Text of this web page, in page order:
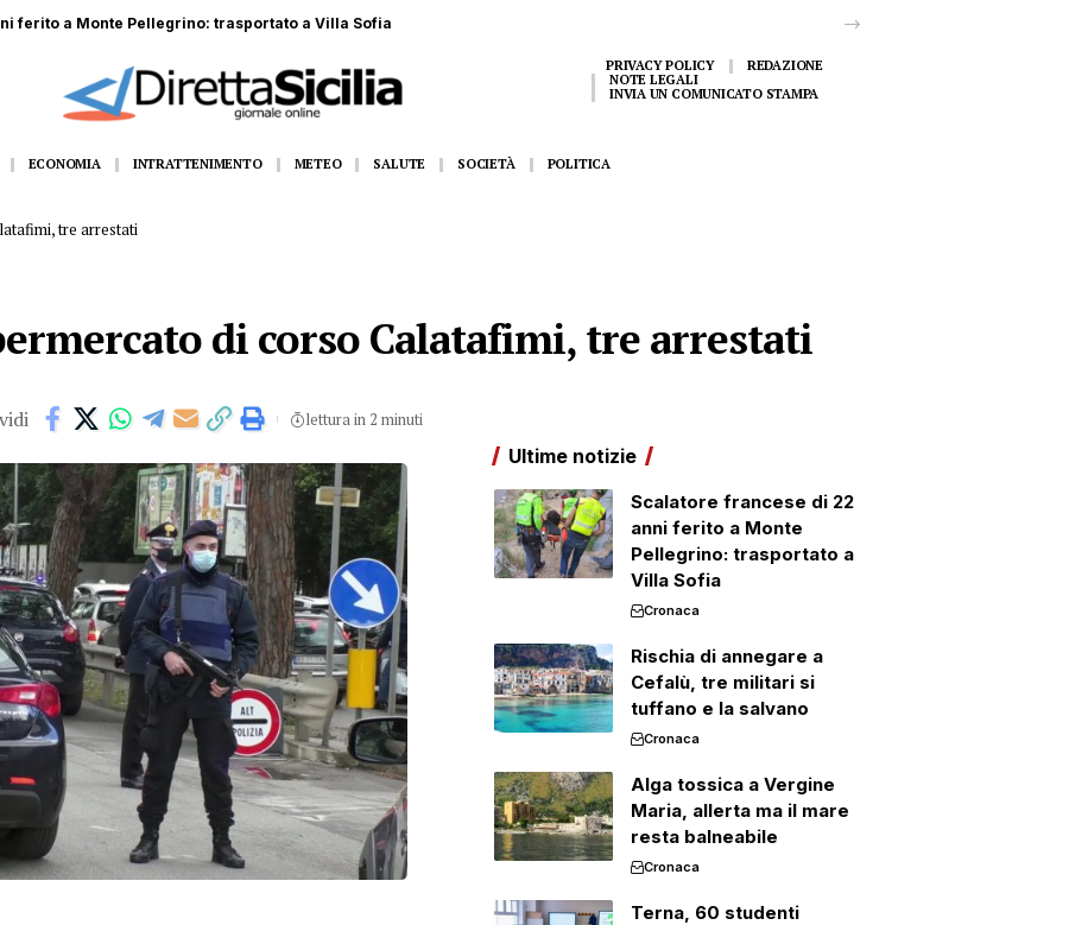
tre militari si tuffano e la salvano
PRIVACY POLICY
REDAZIONE
NOTE LEGALI
INVIA UN COMUNICATO STAMPA
ECONOMIA INTRATTENIMENTO METEO SALUTE SOCIETÀ POLITICA
tre arrestati
di corso Calatafimi, tre arrestati
lettura in 2 minuti
Ultime notizie
Scalatore francese di 22
anni ferito a Monte
Pellegrino: trasportato a
Villa Sofia
Cronaca
Rischia di annegare a
Cefalù, tre militari si
tuffano e la salvano
Cronaca
Alga tossica a Vergine
Maria, allerta ma il mare
resta balneabile
Cronaca
Terna, 60 studenti